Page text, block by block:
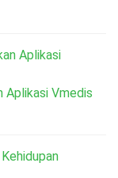
Aplikasi Vmedis